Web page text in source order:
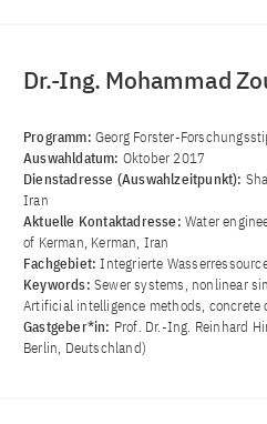
Dr.-Ing. Mohammad
Programm: Georg Forster-
Auswahldatum: Oktober 2017
Dienstadresse (Auswahlzeitpunkt):
Iran
Aktuelle Kontaktadresse: Water
of Kerman, Kerman, Iran
Fachgebiet:Integrierte
Keywords: Sewer systems, nonlinear
Artificial intelligence methods, concrete
Gastgeber*in: Prof. Dr.-Ing. Reinhard
Berlin, Deutschland)